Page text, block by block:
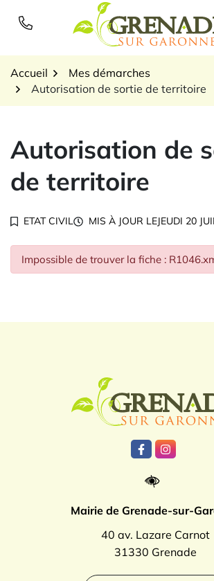
Logo
Accueil
Mes démarches
Autorisation de sortie de territoire
Autorisation de
de territoire
ETAT CIVIL MIS À JOUR LEJEUDI 20
Impossible de trouver la fiche :
Lien vers le
Lien
Mairie de Grenade-sur-
40 av. Lazare Carnot
31330 Grenade